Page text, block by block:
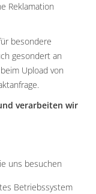
Reklamation
besondere
gesondert an
Upload von
verarbeiten wir
uns besuchen
Betriebssystem